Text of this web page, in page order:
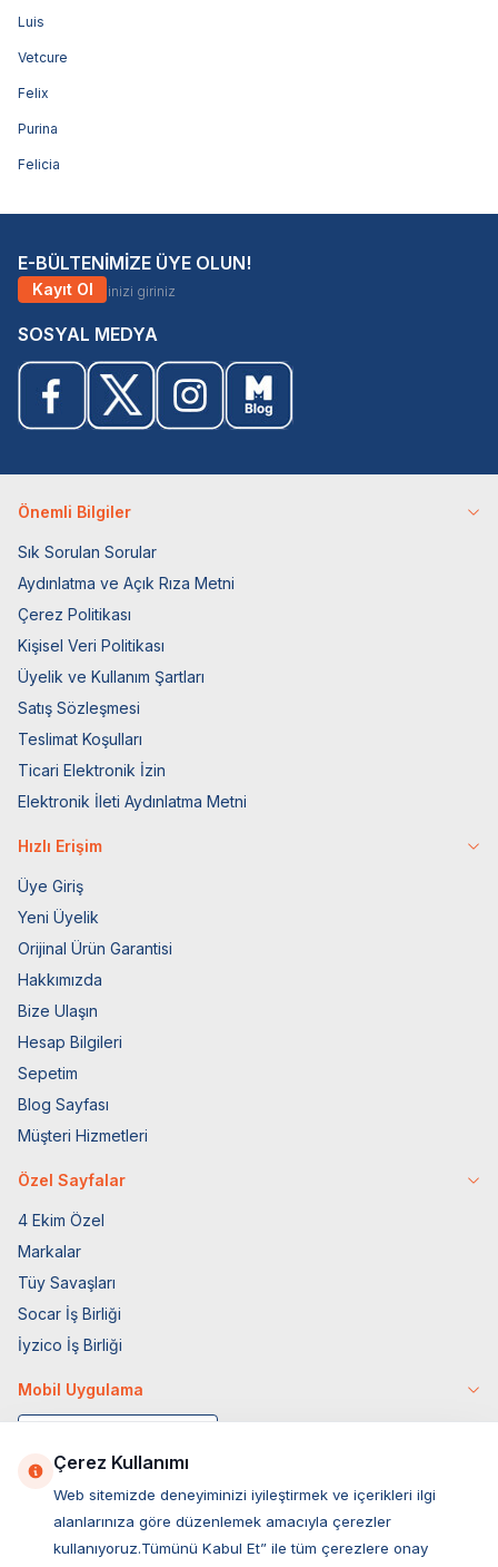
Luis
Vetcure
Felix
Purina
Felicia
E-BÜLTENİMİZE ÜYE OLUN!
Kayıt Ol
SOSYAL MEDYA
Önemli Bilgiler
Sık Sorulan Sorular
Aydınlatma ve Açık Rıza Metni
Çerez Politikası
Kişisel Veri Politikası
Üyelik ve Kullanım Şartları
Satış Sözleşmesi
Teslimat Koşulları
Ticari Elektronik İzin
Elektronik İleti Aydınlatma Metni
Hızlı Erişim
Üye Giriş
Yeni Üyelik
Orijinal Ürün Garantisi
Hakkımızda
Bize Ulaşın
Hesap Bilgileri
Sepetim
Blog Sayfası
Müşteri Hizmetleri
Özel Sayfalar
4 Ekim Özel
Markalar
Tüy Savaşları
Socar İş Birliği
İyzico İş Birliği
Mobil Uygulama
Çerez Kullanımı
Web sitemizde deneyiminizi iyileştirmek ve içerikleri ilgi
alanlarınıza göre düzenlemek amacıyla çerezler
kullanıyoruz.Tümünü Kabul Et” ile tüm çerezlere onay